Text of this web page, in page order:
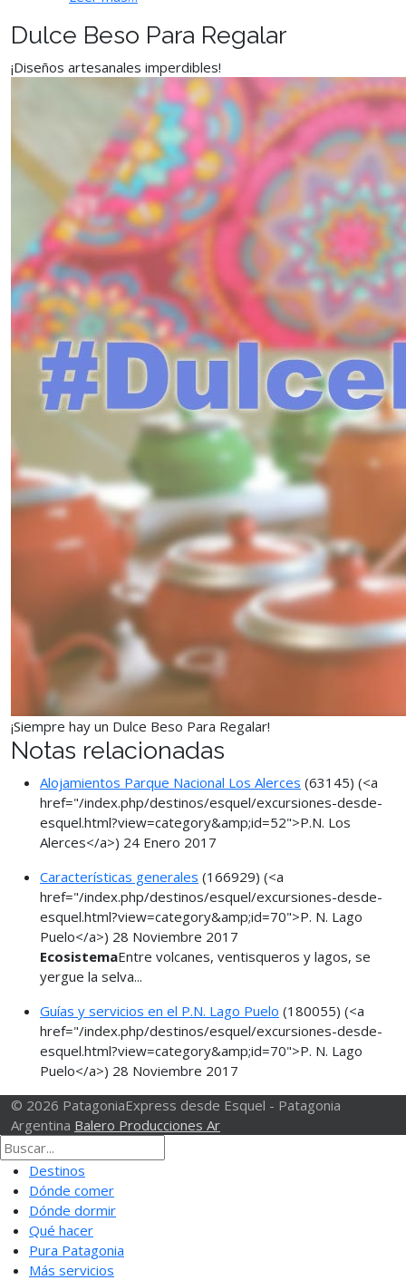
Dulce Beso Para Regalar
¡Diseños artesanales imperdibles!
¡Siempre hay un Dulce Beso Para Regalar!
Notas relacionadas
Alojamientos Parque Nacional Los Alerces (63145) (<a
href="/index.php/destinos/esquel/excursiones-desde-
esquel.html?view=category&amp;id=52">P.N. Los
Alerces</a>) 24 Enero 2017
Características generales (166929) (<a
href="/index.php/destinos/esquel/excursiones-desde-
esquel.html?view=category&amp;id=70">P. N. Lago
Puelo</a>) 28 Noviembre 2017
EcosistemaEntre volcanes, ventisqueros y lagos, se
yergue la selva...
Guías y servicios en el P.N. Lago Puelo (180055) (<a
href="/index.php/destinos/esquel/excursiones-desde-
esquel.html?view=category&amp;id=70">P. N. Lago
Puelo</a>) 28 Noviembre 2017
© 2026 PatagoniaExpress desde Esquel - Patagonia
Argentina Balero Producciones Ar
Destinos
Dónde comer
Dónde dormir
Qué hacer
Pura Patagonia
Más servicios